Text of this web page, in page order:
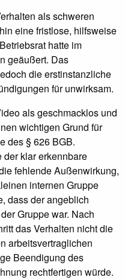
als schweren
eine fristlose, hilfsweise
hatte im
geäußert. Das
die erstinstanzliche
für unwirksam.
als geschmacklos und
wichtigen Grund für
des § 626 BGB.
klar erkennbare
fehlende Außenwirkung,
internen Gruppe
dass der angeblich
Gruppe war. Nach
das Verhalten nicht die
arbeitsvertraglichen
Beendigung des
rechtfertigen würde.